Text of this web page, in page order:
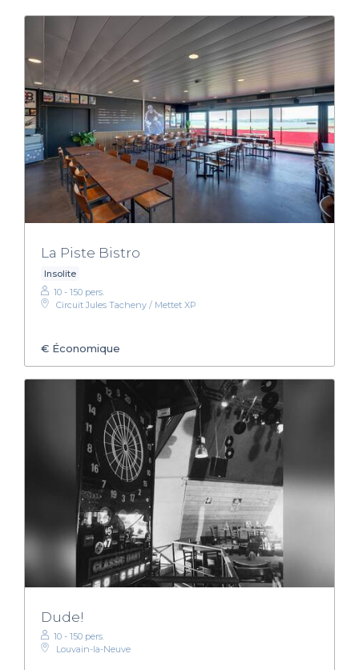
La Piste Bistro
Insolite
10 - 150 pers.
Circuit Jules Tacheny / Mettet XP
€ Économique
Dude!
10 - 150 pers.
Louvain-la-Neuve